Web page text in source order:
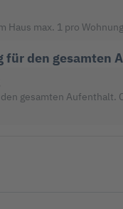
Haus max. 1 pro Wohnung
für den gesamten
gesamten Aufenthalt.